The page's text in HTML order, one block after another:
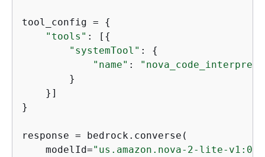
tool_config = {
"tools" : [ {
"systemTool" : {
"name" :
        }
    }]
}
response = bedrock.converse(
    modelId=
"us.amazon.nova-2-lite-v1:0"